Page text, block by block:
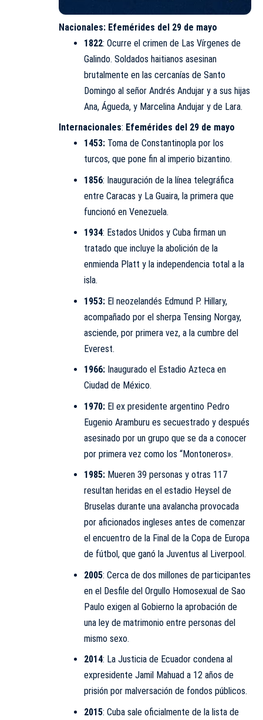
Nacionales: Efemérides del 29 de mayo
1822: Ocurre el crimen de Las Vírgenes de
Galindo. Soldados haitianos asesinan
brutalmente en las cercanías de Santo
Domingo al señor Andrés Andujar y a sus hijas
Ana, Águeda, y Marcelina Andujar y de Lara.
Internacionales: Efemérides del 29 de mayo
1453:Toma de Constantinopla por los
turcos, que pone fin al imperio bizantino.
1856: Inauguración de la línea telegráfica
entre Caracas y La Guaira, la primera que
funcionó en Venezuela.
1934: Estados Unidos y Cuba firman un
tratado que incluye la abolición de la
enmienda Platt y la independencia total a la
isla.
1953:El neozelandés Edmund P. Hillary,
acompañado por el sherpa Tensing Norgay,
asciende, por primera vez, a la cumbre del
Everest.
1966:Inaugurado el Estadio Azteca en
Ciudad de México.
1970:El ex presidente argentino Pedro
Eugenio Aramburu es secuestrado y después
asesinado por un grupo que se da a conocer
por primera vez como los “Montoneros».
1985:Mueren 39 personas y otras 117
resultan heridas en el estadio Heysel de
Bruselas durante una avalancha provocada
por aficionados ingleses antes de comenzar
el encuentro de la Final de la Copa de Europa
de fútbol, que ganó la Juventus al Liverpool.
2005: Cerca de dos millones de participantes
en el Desfile del Orgullo Homosexual de Sao
Paulo exigen al Gobierno la aprobación de
una ley de matrimonio entre personas del
mismo sexo.
2014: La Justicia de Ecuador condena al
expresidente Jamil Mahuad a 12 años de
prisión por malversación de fondos públicos.
2015: Cuba sale oficialmente de la lista de